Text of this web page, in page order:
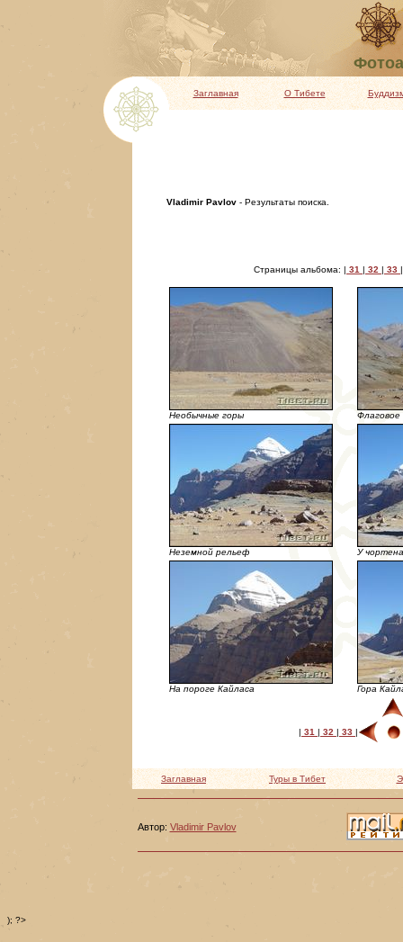
Заглавная О Тибете
Vladimir Pavlov - Результаты поиска.
Страницы альбома: | 31 | 32 | 33 |
Необычные горы Флаговое
Неземной рельеф У
На пороге Кайласа Гора
| 31 | 32 | 33 |
Заглавная Туры в Тибет
Автор: Vladimir Pavlov
); ?>